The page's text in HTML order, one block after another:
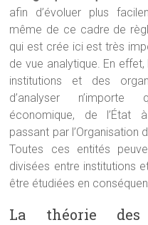
afin d’évoluer plus
même de ce cadre de
qui est crée ici est très
de vue analytique. En
institutions et des
d’analyser n’importe
économique, de l’État
passant par l’Organisation
Toutes ces entités
divisées entre institutions
être étudiées en
La théorie